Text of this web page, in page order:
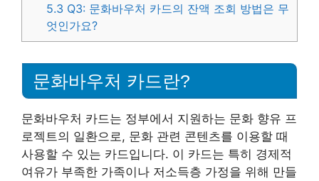
5.3 Q3: 문화바우처 카드의 잔액 조회 방법은 무
엇인가요?
문화바우처 카드란?
문화바우처 카드는 정부에서 지원하는 문화 향유 프
로젝트의 일환으로, 문화 관련 콘텐츠를 이용할 때
사용할 수 있는 카드입니다. 이 카드는 특히 경제적
여유가 부족한 가족이나 저소득층 가정을 위해 만들